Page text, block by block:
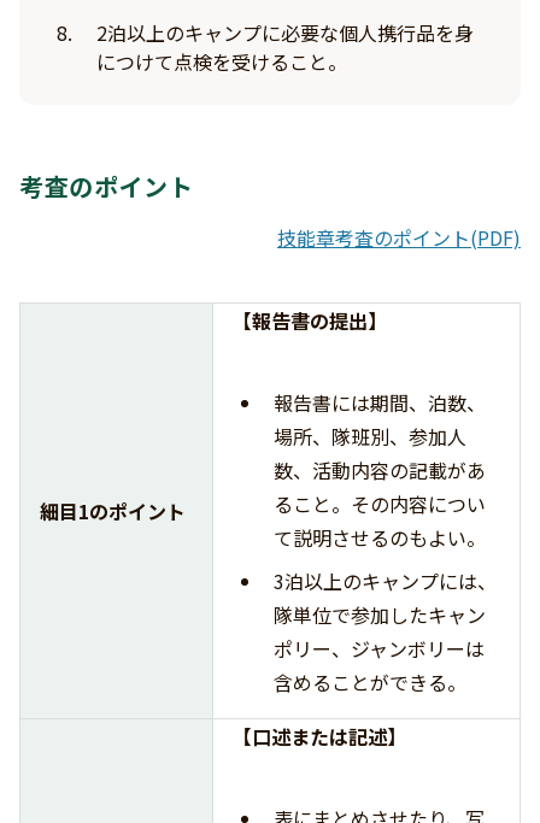
2泊以上のキャンプに必要な個人携行品を身
につけて点検を受けること。
考査のポイント
技能章考査のポイント(PDF)
細目1のポイント
【報告書の提出】
報告書には期間、泊数、
場所、隊班別、参加人
数、活動内容の記載があ
ること。その内容につい
て説明させるのもよい。
3泊以上のキャンプには、
隊単位で参加したキャン
ポリー、ジャンボリーは
含めることができる。
【口述または記述】